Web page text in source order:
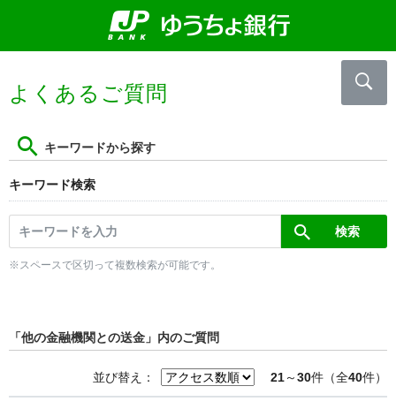
よくあるご質問
キーワードから探す
キーワード検索
※スペースで区切って複数検索が可能です。
「他の金融機関との送金」内のご質問
並び替え： 21～30件（全40件）